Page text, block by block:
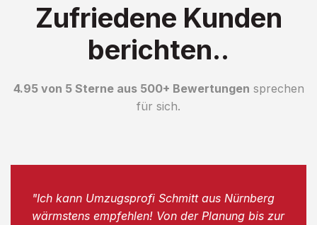
Zufriedene Kunden
berichten..
4.95 von 5 Sterne aus 500+ Bewertungen sprechen
für sich.
"Ich kann Umzugsprofi Schmitt aus Nürnberg
wärmstens empfehlen! Von der Planung bis zur